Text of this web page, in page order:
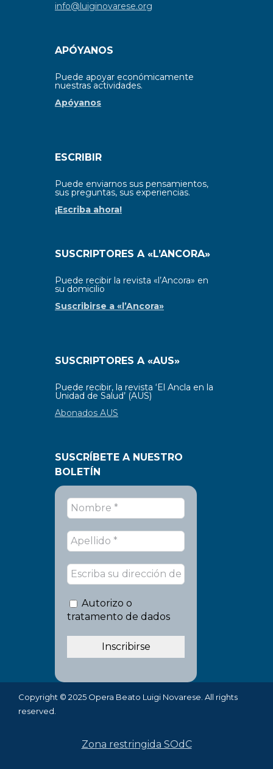
info@luiginovarese.org
APÓYANOS
Puede apoyar económicamente
nuestras actividades.
Apóyanos
ESCRIBIR
Puede enviarnos sus pensamientos,
sus preguntas, sus experiencias.
¡Escriba ahora!
SUSCRIPTORES A «L’ANCORA»
Puede recibir la revista «l’Ancora» en
su domicilio
Suscribirse a «l’Ancora»
SUSCRIPTORES A «AUS»
Puede recibir, la revista ‘El Ancla en la
Unidad de Salud’ (AUS)
Abonados AUS
SUSCRÍBETE A NUESTRO
BOLETÍN
Autorizo o
tratamento de dados
Copyright © 2025 Opera Beato Luigi Novarese. All rights
reserved.
Zona restringida SOdC